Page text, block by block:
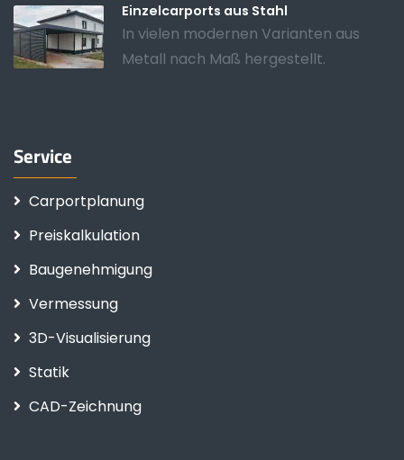
Einzelcarports aus Stahl
In vielen modernen Varianten aus
Metall nach Maß hergestellt.
Service
Carportplanung
Preiskalkulation
Baugenehmigung
Vermessung
3D-Visualisierung
Statik
CAD-Zeichnung